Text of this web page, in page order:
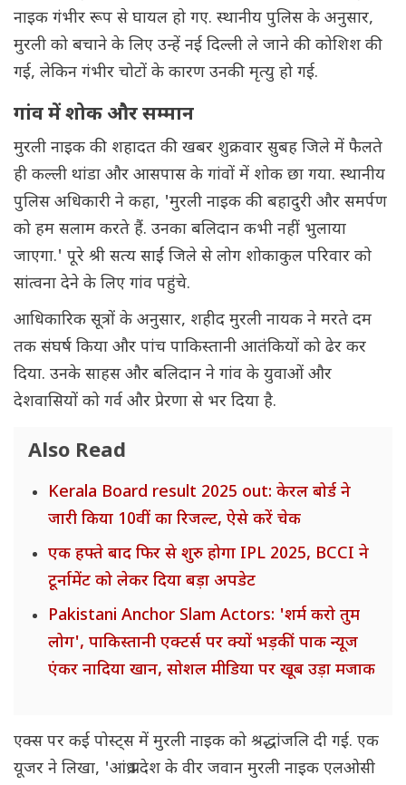
नाइक गंभीर रूप से घायल हो गए. स्थानीय पुलिस के अनुसार,
मुरली को बचाने के लिए उन्हें नई दिल्ली ले जाने की कोशिश की
गई, लेकिन गंभीर चोटों के कारण उनकी मृत्यु हो गई.
गांव में शोक और सम्मान
मुरली नाइक की शहादत की खबर शुक्रवार सुबह जिले में फैलते
ही कल्ली थांडा और आसपास के गांवों में शोक छा गया. स्थानीय
पुलिस अधिकारी ने कहा, 'मुरली नाइक की बहादुरी और समर्पण
को हम सलाम करते हैं. उनका बलिदान कभी नहीं भुलाया
जाएगा.' पूरे श्री सत्य साईं जिले से लोग शोकाकुल परिवार को
सांत्वना देने के लिए गांव पहुंचे.
आधिकारिक सूत्रों के अनुसार, शहीद मुरली नायक ने मरते दम
तक संघर्ष किया और पांच पाकिस्तानी आतंकियों को ढेर कर
दिया. उनके साहस और बलिदान ने गांव के युवाओं और
देशवासियों को गर्व और प्रेरणा से भर दिया है.
Also Read
Kerala Board result 2025 out: केरल बोर्ड ने
जारी किया 10वीं का रिजल्ट, ऐसे करें चेक
एक हफ्ते बाद फिर से शुरु होगा IPL 2025, BCCI ने
टूर्नामेंट को लेकर दिया बड़ा अपडेट
Pakistani Anchor Slam Actors: 'शर्म करो तुम
लोग', पाकिस्तानी एक्टर्स पर क्यों भड़कीं पाक न्यूज
एंकर नादिया खान, सोशल मीडिया पर खूब उड़ा मजाक
एक्स पर कई पोस्ट्स में मुरली नाइक को श्रद्धांजलि दी गई. एक
यूजर ने लिखा, 'आंध्र प्रदेश के वीर जवान मुरली नाइक एलओसी